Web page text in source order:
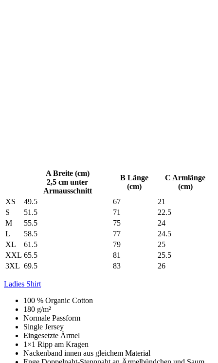
A Breite (cm)
2,5 cm unter
Armausschnitt
B Länge
(cm)
C Armlänge
(cm)
XS
49.5 67
21
S
51.5 71
22.5
M
55.5 75
24
L
58.5 77
24.5
XL
61.5 79
25
XXL 65.5 81
25.5
3XL 69.5 83 26
Ladies Shirt
100 % Organic Cotton
180 g/m²
Normale Passform
Single Jersey
Eingesetzte Ärmel
1×1 Ripp am Kragen
Nackenband innen aus gleichem Material